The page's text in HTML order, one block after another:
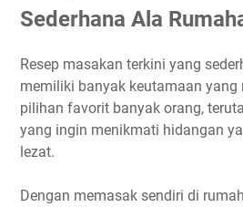
Sederhana Ala
Resep masakan terkini yang
memiliki banyak keutamaan
pilihan favorit banyak orang,
yang ingin menikmati hidangan
lezat.
Dengan memasak sendiri di